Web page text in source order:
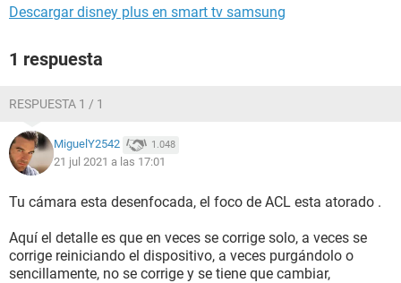
Descargar disney plus en smart tv samsung
1 respuesta
RESPUESTA 1 / 1
MiguelY2542 1.048
21 jul 2021 a las 17:01
Tu cámara esta desenfocada, el foco de ACL esta atorado .
Aquí el detalle es que en veces se corrige solo, a veces se
corrige reiniciando el dispositivo, a veces purgándolo o
sencillamente, no se corrige y se tiene que cambiar,